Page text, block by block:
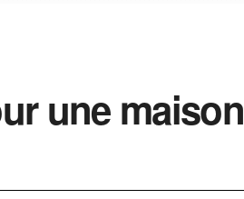
une maison